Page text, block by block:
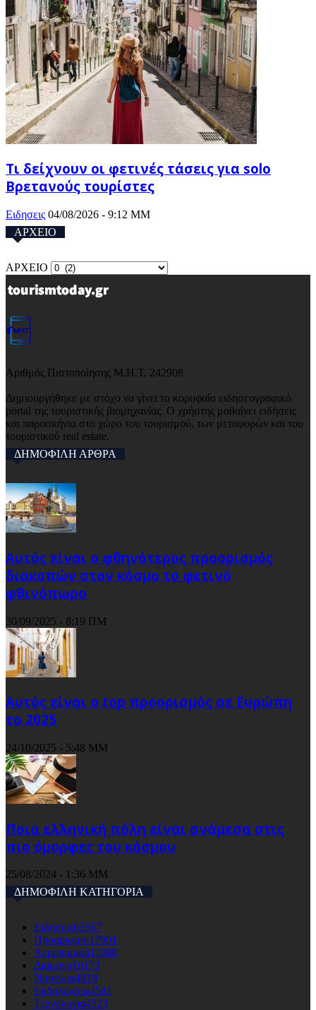
Τι δείχνουν οι φετινές τάσεις για solo
Βρετανούς τουρίστες
Ειδησεις 04/08/2026 - 9:12 ΜΜ
ΑΡΧΕΙΟ
ΑΡΧΕΙΟ
Αριθμός Πιστοποίησης Μ.Η.Τ. 242908
Δημιουργήθηκε με στόχο να γίνει το κορυφαίο ειδησεογραφικό
portal της τουριστικής βιομηχανίας. Ο χρήστης μαθαίνει ειδήσεις
και παρασκήνια στο χώρο του τουρισμού, των μεταφορών και του
τουριστικού real estate.
ΔΗΜΟΦΙΛΗ ΑΡΘΡΑ
Αυτός είναι ο φθηνότερος προορισμός
διακοπών στον κόσμο το φετινό
φθινόπωρο
30/09/2025 - 8:19 ΠΜ
Αυτός είναι ο top προορισμός σε Ευρώπη
το 2025
24/10/2025 - 5:48 ΜΜ
Ποια ελληνική πόλη είναι ανάμεσα στις
πιο όμορφες του κόσμου
25/08/2024 - 1:36 ΜΜ
ΔΗΜΟΦΙΛΗ ΚΑΤΗΓΟΡΙΑ
Ειδησεις63967
Προορισμοι17601
Αεροπορικά11088
Διαμονη10173
Ναυτιλια4819
Εκδηλώσεις4541
Τεχνολογια4523